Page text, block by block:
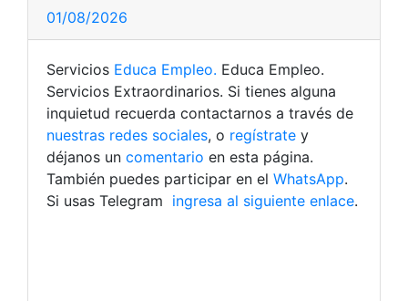
01/08/2026
Servicios Educa Empleo. Educa Empleo.
Servicios Extraordinarios. Si tienes alguna
inquietud recuerda contactarnos a través de
nuestras redes sociales, o regístrate y
déjanos un comentario en esta página.
También puedes participar en el WhatsApp.
Si usas Telegram ingresa al siguiente enlace.